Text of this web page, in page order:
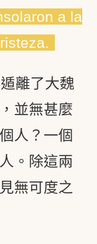
a la
離了大魏
並無甚麼
人？一個
。除這兩
無可度之